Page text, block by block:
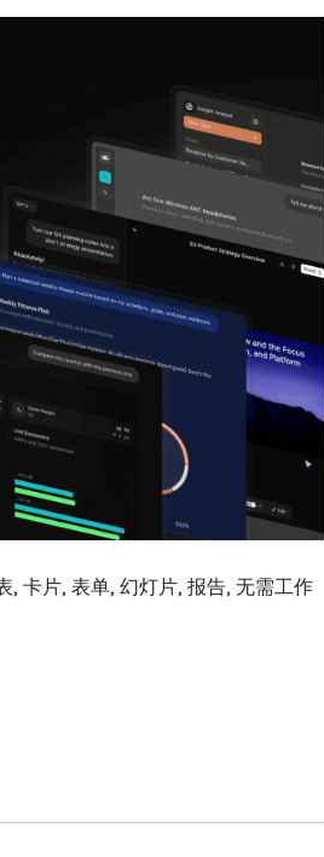
, 卡片, 表单, 幻灯片, 报告, 无需工作